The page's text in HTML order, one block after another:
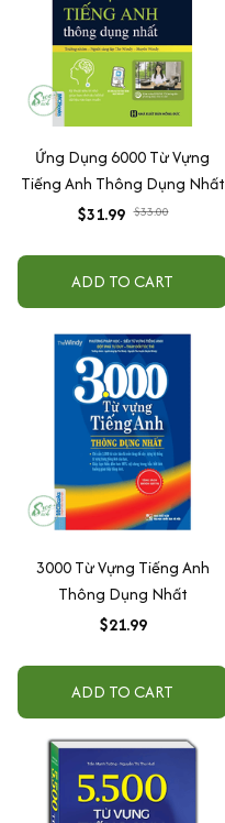
Ứng Dụng 6000 Từ Vựng
Tiếng Anh Thông Dụng Nhất
$31.99 $33.00
ADD TO CART
3000 Từ Vựng Tiếng Anh
Thông Dụng Nhất
$21.99
ADD TO CART